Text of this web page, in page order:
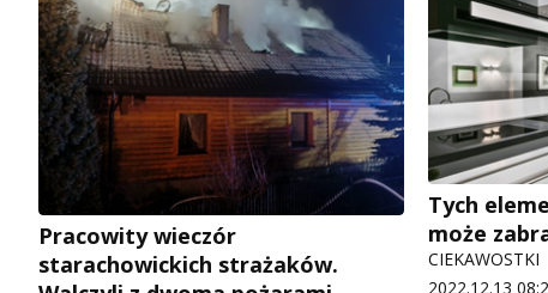
Pracowity wieczór
starachowickich strażaków.
Tych
może
CIEKAWOSTKI
2022.12.13